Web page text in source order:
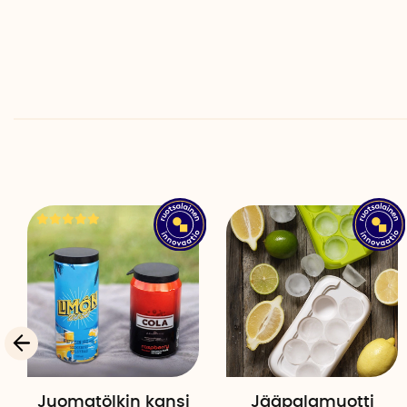
Juomatölkin kansi
Jääpalamuotti